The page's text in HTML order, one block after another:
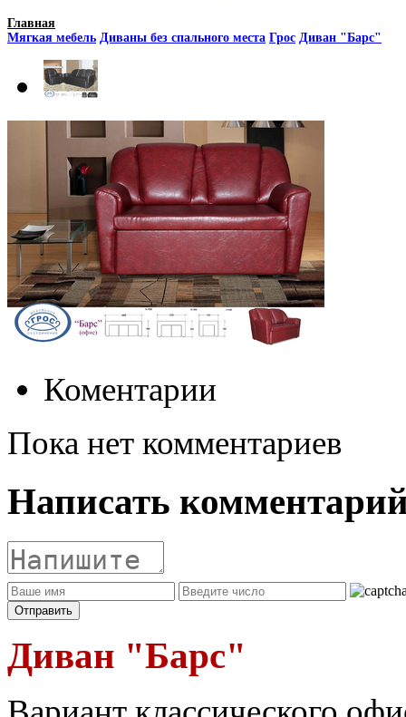
Главная
Мягкая мебель Диваны без спального места Грос Диван "Барс"
Коментарии
Пока нет комментариев
Написать
Диван "Барс"